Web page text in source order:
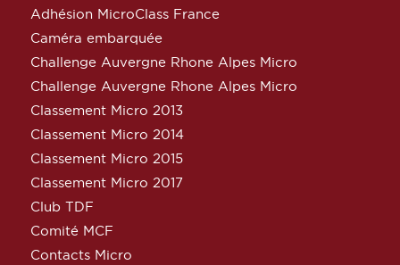
Adhésion MicroClass France
Caméra embarquée
Challenge Auvergne Rhone Alpes Micro
Challenge Auvergne Rhone Alpes Micro
Classement Micro 2013
Classement Micro 2014
Classement Micro 2015
Classement Micro 2017
Club TDF
Comité MCF
Contacts Micro